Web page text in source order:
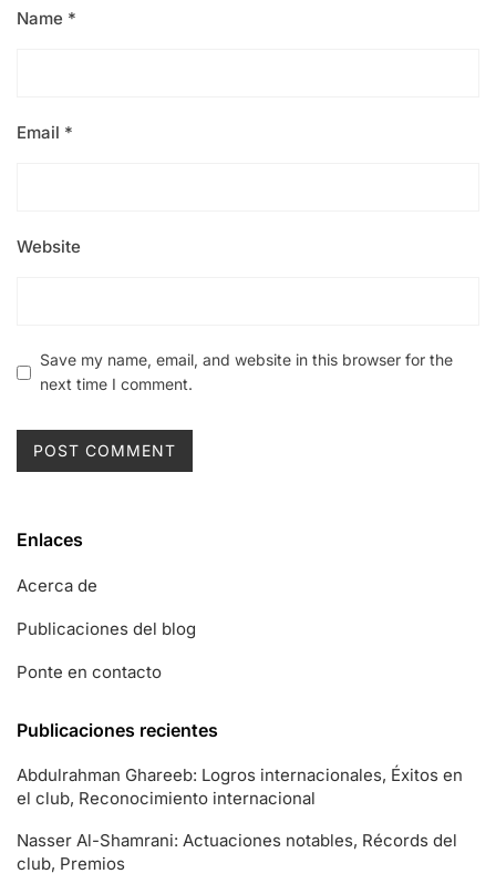
Name *
Email *
Website
Save my name, email, and website in this browser for the
next time I comment.
Enlaces
Acerca de
Publicaciones del blog
Ponte en contacto
Publicaciones recientes
Abdulrahman Ghareeb: Logros internacionales, Éxitos en
el club, Reconocimiento internacional
Nasser Al-Shamrani: Actuaciones notables, Récords del
club, Premios